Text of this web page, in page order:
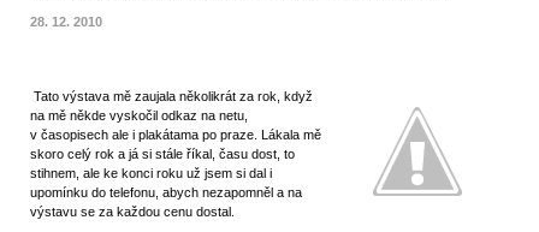
28. 12. 2010
Tato výstava mě zaujala několikrát za rok, když
na mě někde vyskočil odkaz na netu,
v časopisech ale i plakátama po praze. Lákala mě
skoro celý rok a já si stále říkal, času dost, to
stihnem, ale ke konci roku už jsem si dal i
upomínku do telefonu, abych nezapomněl a na
výstavu se za každou cenu dostal.